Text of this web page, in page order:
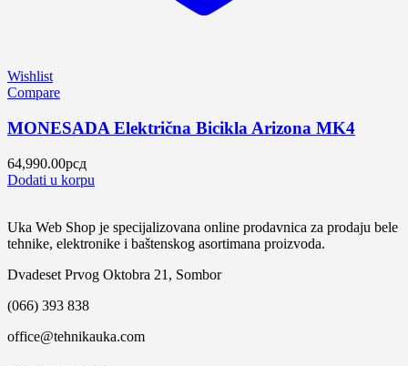
Wishlist
Compare
MONESADA Električna Bicikla Arizona MK4
64,990.00рсд
Dodati u korpu
Uka Web Shop je specijalizovana online prodavnica za prodaju bele
tehnike, elektronike i baštenskog asortimana proizvoda.
Dvadeset Prvog Oktobra 21, Sombor
(066) 393 838
office@tehnikauka.com